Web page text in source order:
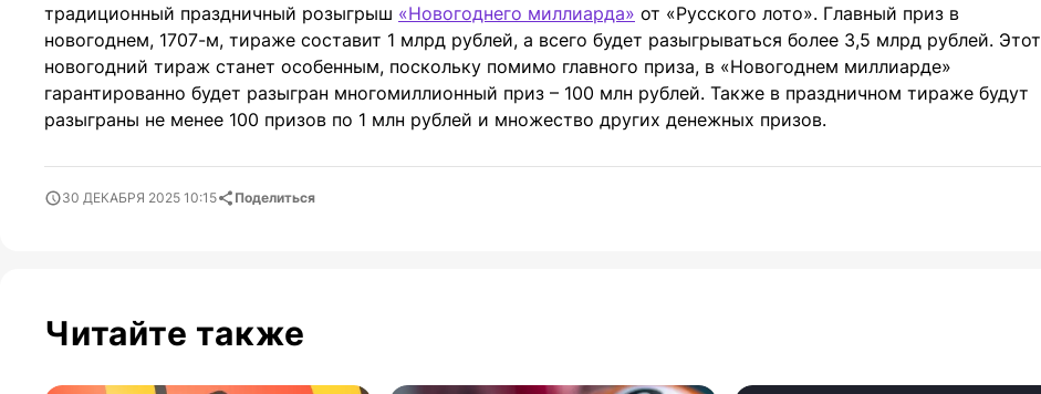
традиционный праздничный розыгрыш «Новогоднего миллиарда» от «Русского лото». Главный приз в
новогоднем, 1707-м, тираже составит 1 млрд рублей, а всего будет разыгрываться более 3,5 млрд рублей. Этот
новогодний тираж станет особенным, поскольку помимо главного приза, в «Новогоднем миллиарде»
гарантированно будет разыгран многомиллионный приз – 100 млн рублей. Также в праздничном тираже будут
разыграны не менее 100 призов по 1 млн рублей и множество других денежных призов.
30 ДЕКАБРЯ 2025 10:15 Поделиться
Читайте также